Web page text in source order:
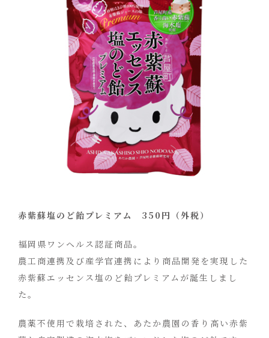
赤紫蘇塩のど飴プレミアム 350円（外税）
福岡県ワンヘルス認証商品。
農工商連携及び産学官連携により商品開発を実現した
赤紫蘇エッセンス塩のど飴プレミアムが誕生しまし
た。
農薬不使用で栽培された、あたか農園の香り髙い赤紫